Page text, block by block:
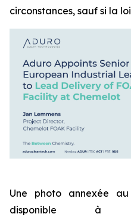
circonstances, sauf si la
Une photo annexée
disponible à